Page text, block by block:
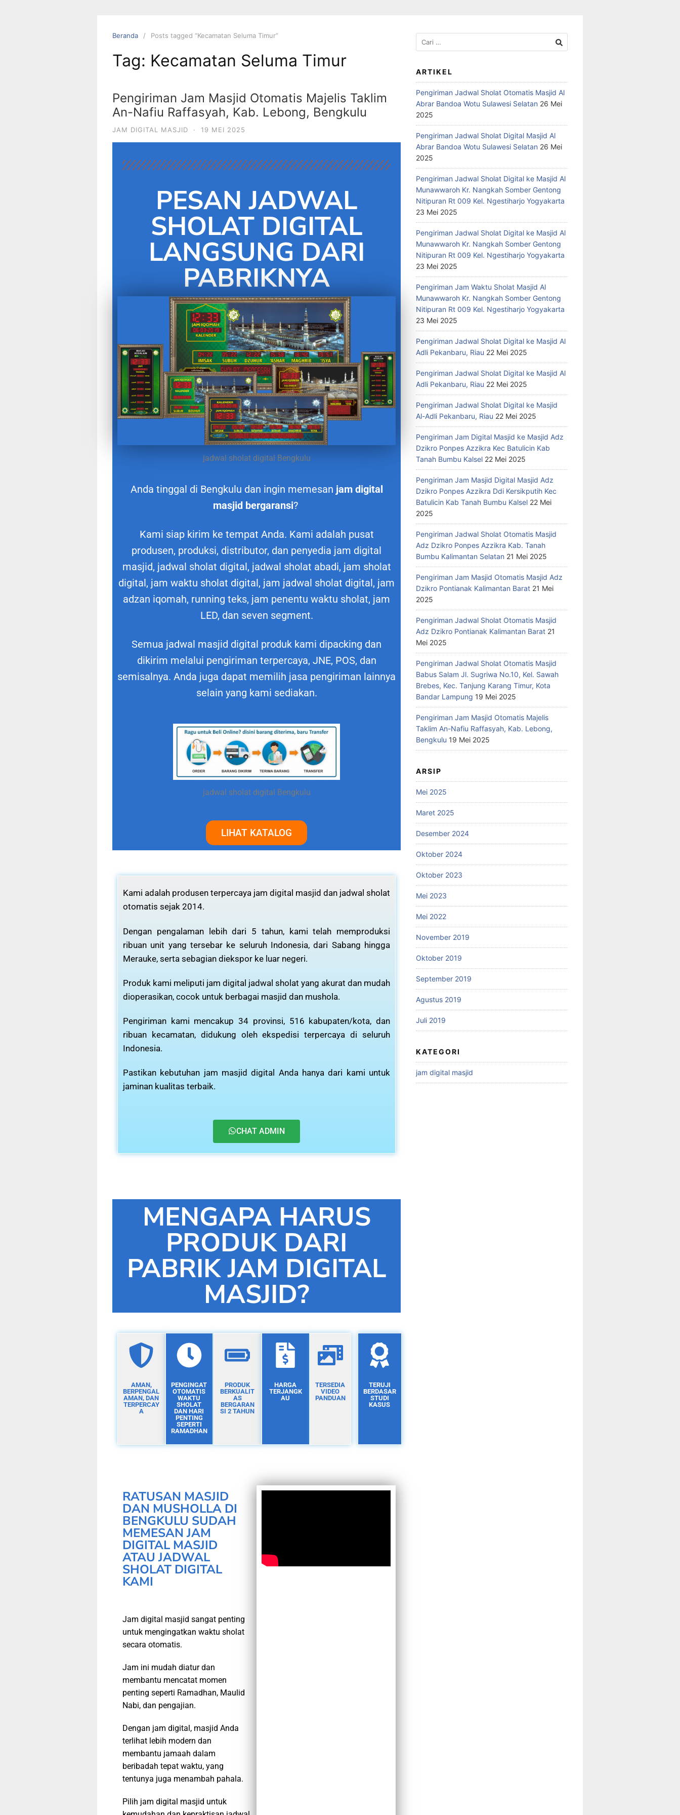
Beranda Posts tagged “Kecamatan Seluma Timur”
Tag: Kecamatan Seluma Timur
Pengiriman Jam Masjid Otomatis Majelis Taklim
An-Nafiu Raffasyah, Kab. Lebong, Bengkulu
JAM DIGITAL MASJID · 19 MEI 2025
PESAN JADWAL
SHOLAT DIGITAL
LANGSUNG DARI
PABRIKNYA
jadwal sholat digital Bengkulu
Anda tinggal di Bengkulu dan ingin memesan jam digital
masjid bergaransi?
Kami siap kirim ke tempat Anda. Kami adalah pusat
produsen, produksi, distributor, dan penyedia jam digital
masjid, jadwal sholat digital, jadwal sholat abadi, jam sholat
digital, jam waktu sholat digital, jam jadwal sholat digital, jam
adzan iqomah, running teks, jam penentu waktu sholat, jam
LED, dan seven segment.
Semua jadwal masjid digital produk kami dipacking dan
dikirim melalui pengiriman terpercaya, JNE, POS, dan
semisalnya. Anda juga dapat memilih jasa pengiriman lainnya
selain yang kami sediakan.
jadwal sholat digital Bengkulu
LIHAT KATALOG
Kami adalah produsen terpercaya jam digital masjid dan jadwal sholat
otomatis sejak 2014.
Dengan pengalaman lebih dari 5 tahun, kami telah memproduksi
ribuan unit yang tersebar ke seluruh Indonesia, dari Sabang hingga
Merauke, serta sebagian diekspor ke luar negeri.
Produk kami meliputi jam digital jadwal sholat yang akurat dan mudah
dioperasikan, cocok untuk berbagai masjid dan mushola.
Pengiriman kami mencakup 34 provinsi, 516 kabupaten/kota, dan
ribuan kecamatan, didukung oleh ekspedisi terpercaya di seluruh
Indonesia.
Pastikan kebutuhan jam masjid digital Anda hanya dari kami untuk
jaminan kualitas terbaik.
CHAT ADMIN
MENGAPA HARUS
PRODUK DARI
PABRIK JAM DIGITAL
MASJID?
AMAN,
BERPENGAL
AMAN, DAN
TERPERCAY
A
PENGINGAT
OTOMATIS
WAKTU
SHOLAT
DAN HARI
PENTING
SEPERTI
RAMADHAN
PRODUK
BERKUALIT
AS
BERGARAN
SI 2 TAHUN
HARGA
TERJANGK
AU
TERSEDIA
VIDEO
PANDUAN
TERUJI
BERDASAR
STUDI
KASUS
RATUSAN MASJID
DAN MUSHOLLA DI
BENGKULU SUDAH
MEMESAN JAM
DIGITAL MASJID
ATAU JADWAL
SHOLAT DIGITAL
KAMI
Jam digital masjid sangat penting
untuk mengingatkan waktu sholat
secara otomatis.
Jam ini mudah diatur dan
membantu mencatat momen
penting seperti Ramadhan, Maulid
Nabi, dan pengajian.
Dengan jam digital, masjid Anda
terlihat lebih modern dan
membantu jamaah dalam
beribadah tepat waktu, yang
tentunya juga menambah pahala.
Pilih jam digital masjid untuk
ARTIKEL
Pengiriman Jadwal Sholat Otomatis Masjid Al
Abrar Bandoa Wotu Sulawesi Selatan 26 Mei
2025
Pengiriman Jadwal Sholat Digital Masjid Al
Abrar Bandoa Wotu Sulawesi Selatan 26 Mei
2025
Pengiriman Jadwal Sholat Digital ke Masjid Al
Munawwaroh Kr. Nangkah Somber Gentong
Nitipuran Rt 009 Kel. Ngestiharjo Yogyakarta
23 Mei 2025
Pengiriman Jadwal Sholat Digital ke Masjid Al
Munawwaroh Kr. Nangkah Somber Gentong
Nitipuran Rt 009 Kel. Ngestiharjo Yogyakarta
23 Mei 2025
Pengiriman Jam Waktu Sholat Masjid Al
Munawwaroh Kr. Nangkah Somber Gentong
Nitipuran Rt 009 Kel. Ngestiharjo Yogyakarta
23 Mei 2025
Pengiriman Jadwal Sholat Digital ke Masjid Al
Adli Pekanbaru, Riau 22 Mei 2025
Pengiriman Jadwal Sholat Digital ke Masjid Al
Adli Pekanbaru, Riau 22 Mei 2025
Pengiriman Jadwal Sholat Digital ke Masjid
Al-Adli Pekanbaru, Riau 22 Mei 2025
Pengiriman Jam Digital Masjid ke Masjid Adz
Dzikro Ponpes Azzikra Kec Batulicin Kab
Tanah Bumbu Kalsel 22 Mei 2025
Pengiriman Jam Masjid Digital Masjid Adz
Dzikro Ponpes Azzikra Ddi Kersikputih Kec
Batulicin Kab Tanah Bumbu Kalsel 22 Mei
2025
Pengiriman Jadwal Sholat Otomatis Masjid
Adz Dzikro Ponpes Azzikra Kab. Tanah
Bumbu Kalimantan Selatan 21 Mei 2025
Pengiriman Jam Masjid Otomatis Masjid Adz
Dzikro Pontianak Kalimantan Barat 21 Mei
2025
Pengiriman Jadwal Sholat Otomatis Masjid
Adz Dzikro Pontianak Kalimantan Barat 21
Mei 2025
Pengiriman Jadwal Sholat Otomatis Masjid
Babus Salam Jl. Sugriwa No.10, Kel. Sawah
Brebes, Kec. Tanjung Karang Timur, Kota
Bandar Lampung 19 Mei 2025
Pengiriman Jam Masjid Otomatis Majelis
Taklim An-Nafiu Raffasyah, Kab. Lebong,
Bengkulu 19 Mei 2025
ARSIP
Mei 2025
Maret 2025
Desember 2024
Oktober 2024
Oktober 2023
Mei 2023
Mei 2022
November 2019
Oktober 2019
September 2019
Agustus 2019
Juli 2019
KATEGORI
jam digital masjid